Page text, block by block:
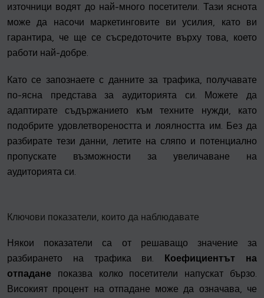
източници водят до най-много посетители. Тази яснота
може да насочи маркетинговите ви усилия, като ви
гарантира, че ще се съсредоточите върху това, което
работи най-добре.
Като се запознаете с данните за трафика, получавате
по-ясна представа за аудиторията си. Можете да
адаптирате съдържанието към техните нужди, като
подобрите удовлетвореността и лоялността им. Без да
разбирате тези данни, летите на сляпо и потенциално
пропускате възможности за увеличаване на
аудиторията си.
Ключови показатели, които да наблюдавате
Някои показатели са от решаващо значение за
разбирането на трафика ви.
Коефициентът на
отпадане показва колко посетители напускат бързо.
Високият процент на отпадане може да означава, че